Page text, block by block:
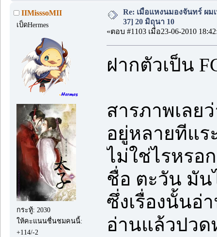
IIMisssoMII
เป็ดHermes
กระทู้: 2030
ให้คะแนนชื่นชมคนนี้:
+114/-2
Re: เมื่อแหงนมองจันทร์ ผม
37] 20 มิถุนา 10
«ตอบ #1103 เมื่อ23-06-2010
ฝากตัวเป็น
สารภาพเลย
อยู่หลายทีแ
ไม่ใช่ไรหรอ
ชื่อ ตะวัน มัน
ซึ่งเรื่องนั้นอ่
อ่านแล้วปวด